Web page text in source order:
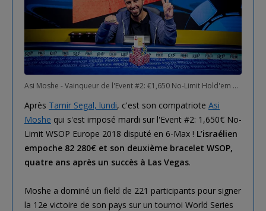
Asi Moshe - Vainqueur de l'Event #2: €1,650 No-Limit Hold'em 6-Handed Deepstack
Après Tamir Segal, lundi, c'est son compatriote Asi
Moshe qui s'est imposé mardi sur l'Event #2: 1,650€ No-
Limit WSOP Europe 2018 disputé en 6-Max ! L’israélien
empoche 82 280€ et son deuxième bracelet WSOP,
quatre ans après un succès à Las Vegas.
Moshe a dominé un field de 221 participants pour signer
la 12e victoire de son pays sur un tournoi World Series